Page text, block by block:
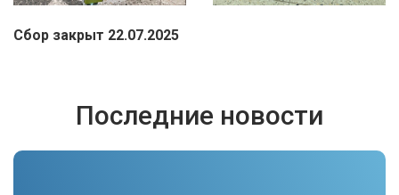
Сбор закрыт 22.07.2025
Последние новости